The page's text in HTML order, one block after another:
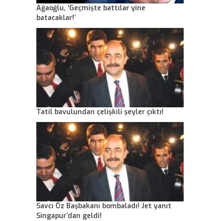
Ağaoğlu, ‘Geçmişte battılar yine
batacaklar!’
Tatil bavulundan çelişkili şeyler çıktı!
Savcı Öz Başbakanı bombaladı! Jet yanıt
Singapur’dan geldi!